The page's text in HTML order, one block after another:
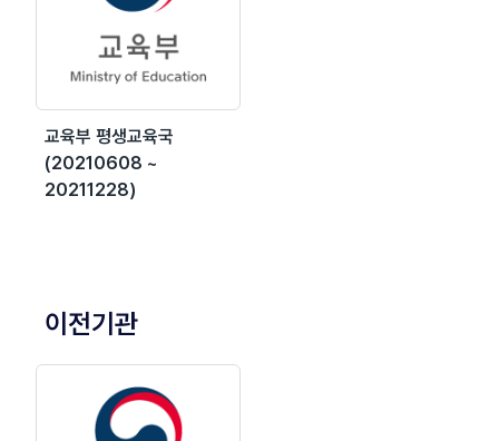
교육부 평생교육국
(20210608 ~
20211228)
이전기관